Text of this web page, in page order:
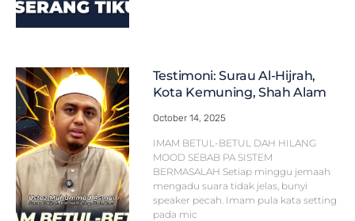
Testimoni: Surau Al-Hijrah,
Kota Kemuning, Shah Alam
October 14, 2025
IMAM BETUL-BETUL DAH HILANG
MOOD SEBAB PA SISTEM
BERMASALAH Setiap minggu jemaah
mengadu suara tidak jelas, bunyi
speaker pecah. Imam pula kata setting
pada mic